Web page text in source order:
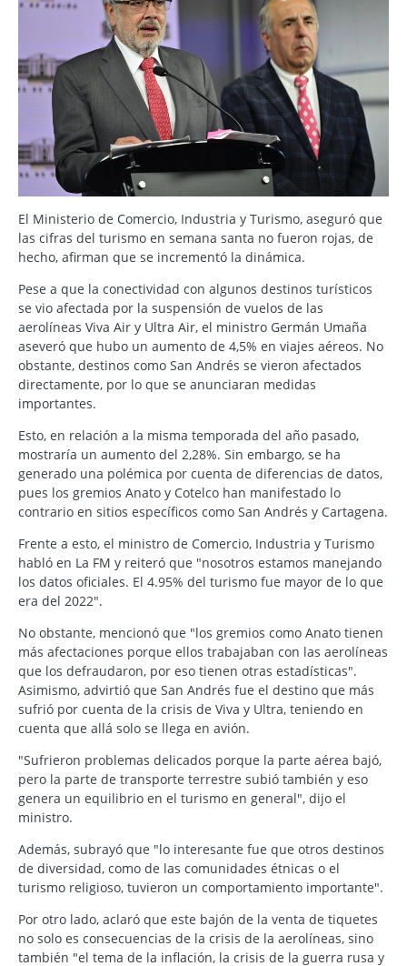
El Ministerio de Comercio, Industria y Turismo, aseguró que
las cifras del turismo en semana santa no fueron rojas, de
hecho, afirman que se incrementó la dinámica.
Pese a que la conectividad con algunos destinos turísticos
se vio afectada por la suspensión de vuelos de las
aerolíneas Viva Air y Ultra Air, el ministro Germán Umaña
aseveró que hubo un aumento de 4,5% en viajes aéreos. No
obstante, destinos como San Andrés se vieron afectados
directamente, por lo que se anunciaran medidas
importantes.
Esto, en relación a la misma temporada del año pasado,
mostraría un aumento del 2,28%. Sin embargo, se ha
generado una polémica por cuenta de diferencias de datos,
pues los gremios Anato y Cotelco han manifestado lo
contrario en sitios específicos como San Andrés y Cartagena.
Frente a esto, el ministro de Comercio, Industria y Turismo
habló en La FM y reiteró que "nosotros estamos manejando
los datos oficiales. El 4.95% del turismo fue mayor de lo que
era del 2022".
No obstante, mencionó que "los gremios como Anato tienen
más afectaciones porque ellos trabajaban con las aerolíneas
que los defraudaron, por eso tienen otras estadísticas".
Asimismo, advirtió que San Andrés fue el destino que más
sufrió por cuenta de la crisis de Viva y Ultra, teniendo en
cuenta que allá solo se llega en avión.
"Sufrieron problemas delicados porque la parte aérea bajó,
pero la parte de transporte terrestre subió también y eso
genera un equilibrio en el turismo en general", dijo el
ministro.
Además, subrayó que "lo interesante fue que otros destinos
de diversidad, como de las comunidades étnicas o el
turismo religioso, tuvieron un comportamiento importante".
Por otro lado, aclaró que este bajón de la venta de tiquetes
no solo es consecuencias de la crisis de la aerolíneas, sino
también "el tema de la inflación, la crisis de la guerra rusa y